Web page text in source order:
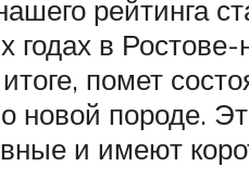
рейтинга
годах в
помет
новой породе.
и имеют